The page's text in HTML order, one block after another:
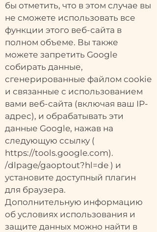
бы отметить, что в этом случае вы
не сможете использовать все
функции этого веб-сайта в
полном объеме. Вы также
можете запретить Google
собирать данные,
сгенерированные файлом cookie
и связанные с использованием
вами веб-сайта (включая ваш IP-
адрес), и обрабатывать эти
данные Google, нажав на
следующую ссылку (
https://tools.google.com).
/dlpage/gaoptout?hl=de ) и
установите доступный плагин
для браузера.
Дополнительную информацию
об условиях использования и
защите данных можно найти в